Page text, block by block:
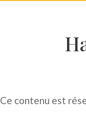
Ce contenu est